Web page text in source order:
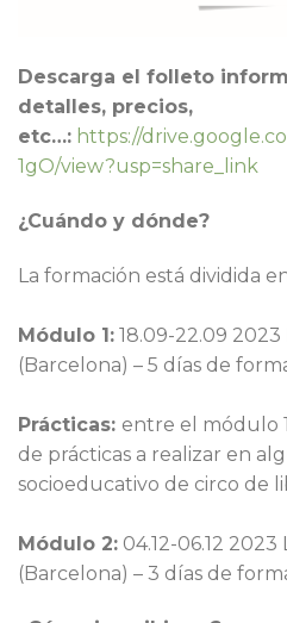
Descarga el folleto
detalles, precios,
etc…: https://
1gO/view?usp=share_link
¿Cuándo y dónde?
La formación está dividida
Módulo 1: 18.09-22.09
(Barcelona) – 5 días de
Prácticas: entre el módulo
de prácticas a realizar en
socioeducativo de circo de
Módulo 2: 04.12-06.12
(Barcelona) – 3 días de